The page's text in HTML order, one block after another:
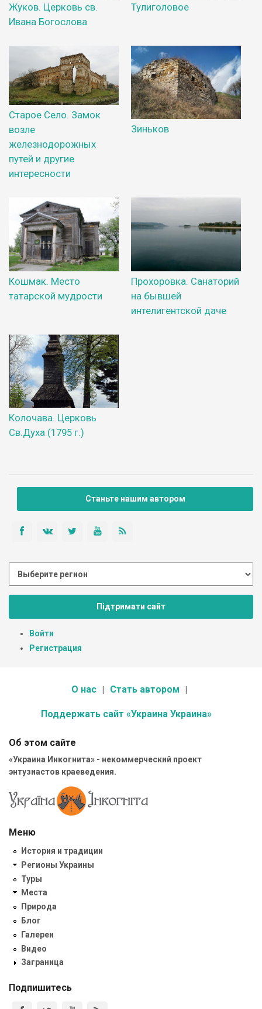
Жуков. Церковь св.
Ивана Богослова
Тулиголовое
Старое Село. Замок
возле
железнодорожных
путей и другие
интересности
Зиньков
Кошмак. Место
татарской мудрости
Прохоровка. Санаторий
на бывшей
интелигентской даче
Колочава. Церковь
Св.Духа (1795 г.)
Станьте нашим автором
Підтримати сайт
Войти
Регистрация
О нас Стать автором
Поддержать сайт «Украина Украина»
Об этом сайте
«Украина Инкогнита» - некоммерческий проект
энтузиастов краеведения.
Меню
История и традиции
Регионы Украины
Туры
Места
Природа
Блог
Галереи
Видео
Заграница
Подпишитесь